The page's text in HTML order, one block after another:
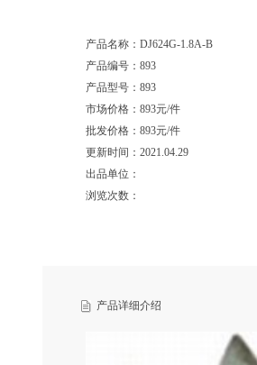
产品名称：DJ624G-1.8A-B
产品编号：893
产品型号：893
市场价格：893元/件
批发价格：893元/件
更新时间：2021.04.29
出品单位：
浏览次数：
产品详细介绍